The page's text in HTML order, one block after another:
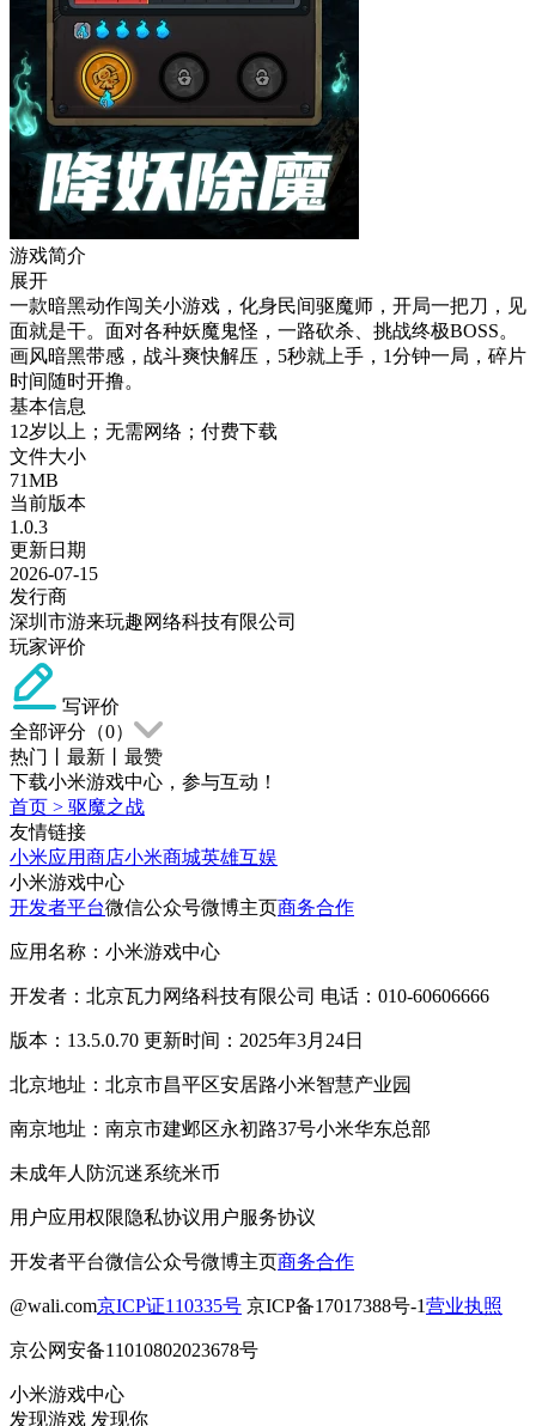
游戏简介
展开
一款暗黑动作闯关小游戏，化身民间驱魔师，开局一把刀，见
面就是干。面对各种妖魔鬼怪，一路砍杀、挑战终极BOSS。
画风暗黑带感，战斗爽快解压，5秒就上手，1分钟一局，碎片
时间随时开撸。
基本信息
12岁以上；无需网络；付费下载
文件大小
71MB
当前版本
1.0.3
更新日期
2026-07-15
发行商
深圳市游来玩趣网络科技有限公司
玩家评价
写评价
全部评分（0）
热门
最新
最赞
下载小米游戏中心，参与互动！
首页 > 驱魔之战
友情链接
小米应用商店小米商城英雄互娱
小米游戏中心
开发者平台微信公众号微博主页商务合作
应用名称：小米游戏中心
开发者：北京瓦力网络科技有限公司 电话：010-60606666
版本：13.5.0.70 更新时间：2025年3月24日
北京地址：北京市昌平区安居路小米智慧产业园
南京地址：南京市建邺区永初路37号小米华东总部
未成年人防沉迷系统米币
用户应用权限隐私协议用户服务协议
开发者平台微信公众号微博主页商务合作
@wali.com京ICP证110335号 京ICP备17017388号-1营业执照
京公网安备11010802023678号
小米游戏中心
发现游戏 发现你